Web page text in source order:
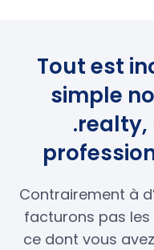
Tout est
simple
.realty,
Contrairement à
facturons pas les
ce dont vous